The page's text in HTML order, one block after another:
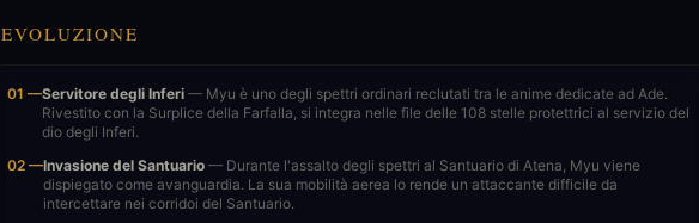
EVOLUZIONE
01 —Servitore degli Inferi — Myu è uno degli spettri ordinari reclutati tra le anime dedicate ad Ade.
Rivestito con la Surplice della Farfalla, si integra nelle file delle 108 stelle protettrici al servizio del
dio degli Inferi.
02 —Invasione del Santuario — Durante l'assalto degli spettri al Santuario di Atena, Myu viene
dispiegato come avanguardia. La sua mobilità aerea lo rende un attaccante difficile da
intercettare nei corridoi del Santuario.